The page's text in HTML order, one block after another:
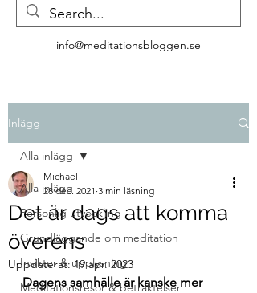
info@meditationsbloggen.se
Inlägg
Alla inlägg
Personlig utveckling
Grundläggande om meditation
Insikter & upplysning
Meditationsresor & betraktelser
Alla inlägg
Det är dags att komma
överens
Michael
28 dec. 2021 3 min läsning
Uppdaterat:19 apr. 2023
Dagens samhälle är kanske mer